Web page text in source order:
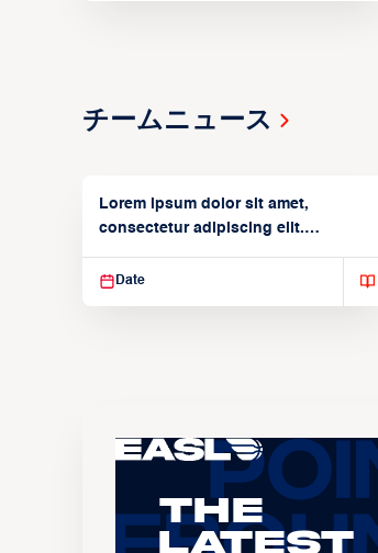
チームニュース
Lorem ipsum dolor sit amet,
consectetur adipiscing elit.
Date
The
Latest